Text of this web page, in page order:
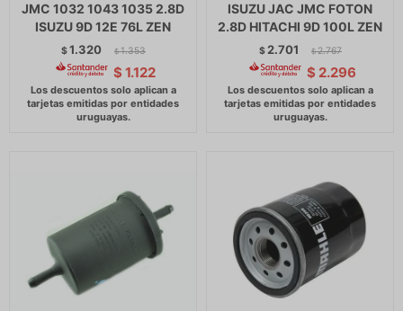
JMC 1032 1043 1035 2.8D
ISUZU 9D 12E 76L ZEN
$1.320 $ 1.353
$ 1.122
ISUZU JAC JMC FOTON
2.8D HITACHI 9D 100L ZEN
$ 2.701 $ 2.767
$ 2.296